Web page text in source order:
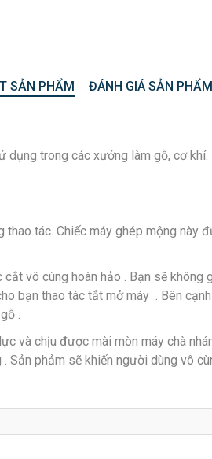
SẢN PHẨM ĐÁNH GIÁ SẢN
dụng trong các xưởng làm gỗ, cơ
tác. Chiếc máy ghép mộng này
vô cùng hoàn hảo . Bạn sẽ
bạn thao tác tắt mở máy . Bên
.
và chịu được mài mòn máy chà
phảm sẽ khiến người dùng vô